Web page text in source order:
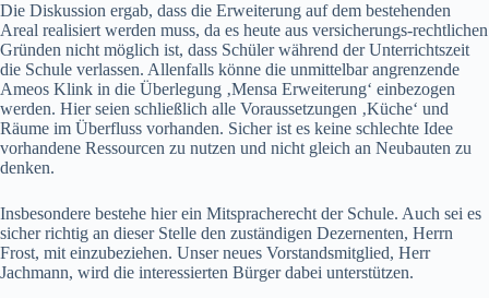
Die Diskussion ergab, dass die Erweiterung auf dem bestehenden
Areal realisiert werden muss, da es heute aus versicherungs-rechtlichen
Gründen nicht möglich ist, dass Schüler während der Unterrichtszeit
die Schule verlassen. Allenfalls könne die unmittelbar angrenzende
Ameos Klink in die Überlegung ‚Mensa Erweiterung‘ einbezogen
werden. Hier seien schließlich alle Voraussetzungen ‚Küche‘ und
Räume im Überfluss vorhanden. Sicher ist es keine schlechte Idee
vorhandene Ressourcen zu nutzen und nicht gleich an Neubauten zu
denken.
Insbesondere bestehe hier ein Mitspracherecht der Schule. Auch sei es
sicher richtig an dieser Stelle den zuständigen Dezernenten, Herrn
Frost, mit einzubeziehen. Unser neues Vorstandsmitglied, Herr
Jachmann, wird die interessierten Bürger dabei unterstützen.